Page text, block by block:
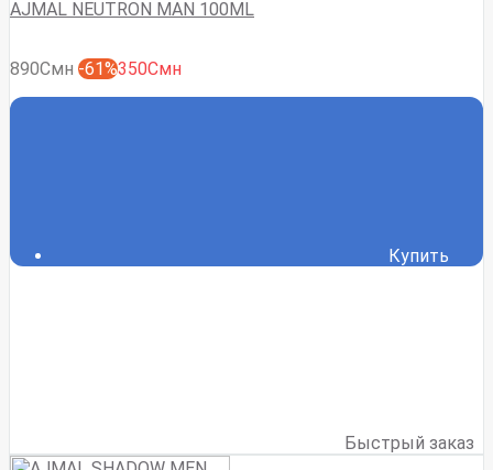
AJMAL NEUTRON MAN 100ML
890Смн -61%350Смн
Купить
Быстрый заказ